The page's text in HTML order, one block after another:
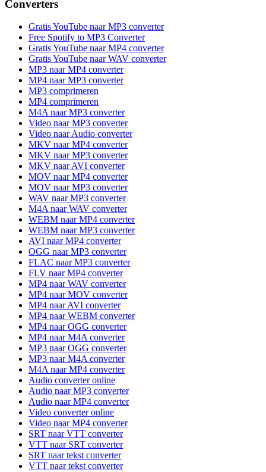
Converters
Gratis YouTube naar MP3 converter
Free Spotify to MP3 Converter
Gratis YouTube naar MP4 converter
Gratis YouTube naar WAV converter
MP3 naar MP4 converter
MP4 naar MP3 converter
MP3 comprimeren
MP4 comprimeren
M4A naar MP3 converter
Video naar MP3 converter
Video naar Audio converter
MKV naar MP4 converter
MKV naar MP3 converter
MKV naar AVI converter
MOV naar MP4 converter
MOV naar MP3 converter
WAV naar MP3 converter
M4A naar WAV converter
WEBM naar MP4 converter
WEBM naar MP3 converter
AVI naar MP4 converter
OGG naar MP3 converter
FLAC naar MP3 converter
FLV naar MP4 converter
MP4 naar WAV converter
MP4 naar MOV converter
MP4 naar AVI converter
MP4 naar WEBM converter
MP4 naar OGG converter
MP4 naar M4A converter
MP3 naar OGG converter
MP3 naar M4A converter
M4A naar MP4 converter
Audio converter online
Audio naar MP3 converter
Audio naar MP4 converter
Video converter online
Video naar MP4 converter
SRT naar VTT converter
VTT naar SRT converter
SRT naar tekst converter
VTT naar tekst converter